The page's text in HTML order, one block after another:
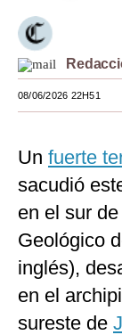
Mundo
EEUU
México
Internacional
Club del Suscriptor
Mix
G de Gestión
08/06/2026 22H51
Un fuerte
sacudió
en el sur de
Geológico
inglés),
en el
sureste de